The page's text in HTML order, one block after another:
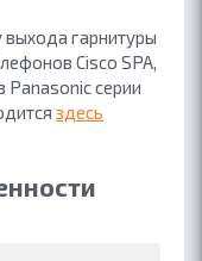
выхода гарнитуры
Cisco SPA,
Panasonic серии
здесь